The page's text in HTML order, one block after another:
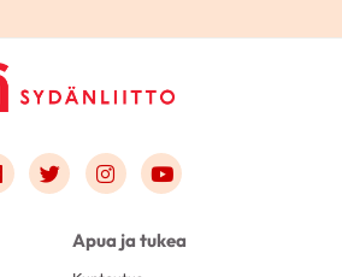
Link to facebook
Link to twitter
Link to instagram
Link to youtube
Apua ja tukea